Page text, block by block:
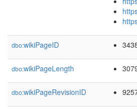
dbo:wikiPageID
dbo:wikiPageLength
dbo:wikiPageRevisionID